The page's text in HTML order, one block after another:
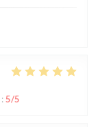
: 5/5